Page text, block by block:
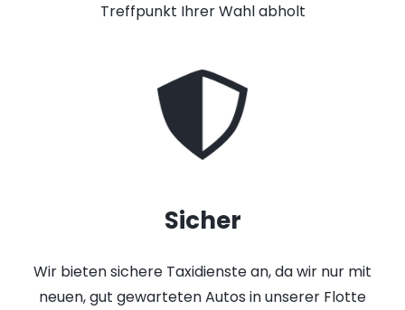
Treffpunkt Ihrer Wahl abholt
Sicher
Wir bieten sichere Taxidienste an, da wir nur mit
neuen, gut gewarteten Autos in unserer Flotte